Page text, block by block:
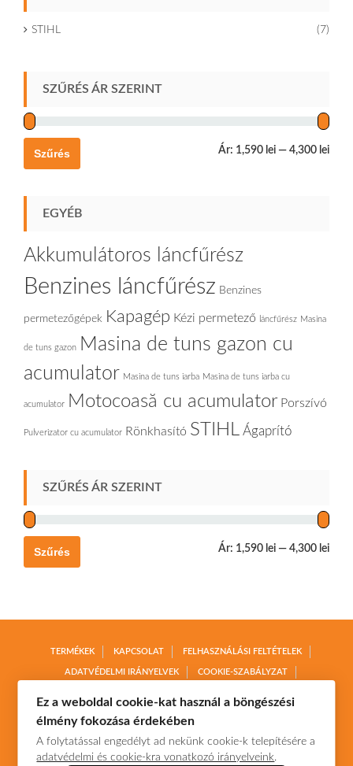
STIHL (7)
SZŰRÉS ÁR SZERINT
Szűrés Ár: 1,590 lei — 4,300 lei
EGYÉB
Akkumulátoros láncfűrész
Benzines láncfűrész Benzines
permetezőgépek Kapagép Kézi permetező láncfűrész Masina
de tuns gazon
Masina de tuns gazon cu
acumulator Masina de tuns iarba Masina de tuns iarba cu
acumulator Motocoasă cu acumulator Porszívó
Pulverizator cu acumulator Rönkhasító STIHL Ágaprító
SZŰRÉS ÁR SZERINT
Szűrés Ár: 1,590 lei — 4,300 lei
TERMÉKEK KAPCSOLAT FELHASZNÁLÁSI FELTÉTELEK
ADATVÉDELMI IRÁNYELVEK COOKIE-SZABÁLYZAT
Ez a weboldal cookie-kat használ a böngészési
élmény fokozása érdekében
A folytatással engedélyt ad nekünk cookie-k telepítésére a
adatvédelmi és cookie-kra vonatkozó irányelveink.